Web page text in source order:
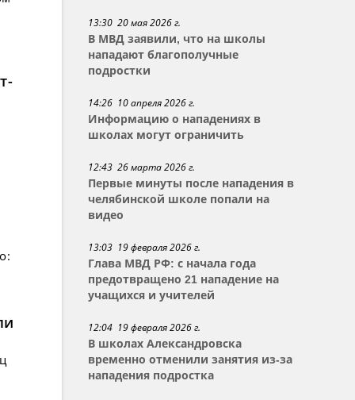
13:30 20 мая 2026 г.
В МВД заявили, что на школы
нападают благополучные
подростки
14:26 10 апреля 2026 г.
Информацию о нападениях в
школах могут ограничить
12:43 26 марта 2026 г.
Первые минуты после нападения в
челябинской школе попали на
видео
13:03 19 февраля 2026 г.
Глава МВД РФ: с начала года
предотвращено 21 нападение на
учащихся и учителей
12:04 19 февраля 2026 г.
В школах Александровска
временно отменили занятия из-за
нападения подростка